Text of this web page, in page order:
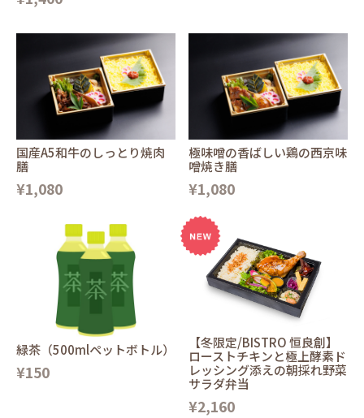
国産A5和牛のしっとり焼肉
膳
¥1,080
極味噌の香ばしい鶏の西京味
噌焼き膳
¥1,080
緑茶（500mlペットボトル）
¥150
【冬限定/BISTRO 恒良創】
ローストチキンと極上酵素ド
レッシング添えの朝採れ野菜
サラダ弁当
¥2,160